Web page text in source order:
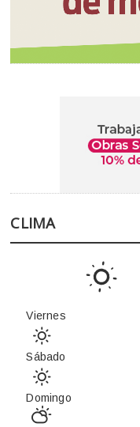
CLIMA
Viernes
Sábado
Domingo